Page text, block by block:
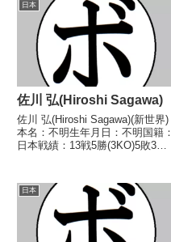
日本
佐川 弘(Hiroshi Sagawa)
佐川 弘(Hiroshi Sagawa)(新世界)
本名：不明生年月日：不明国籍：
日本戦績：13戦5勝(3KO)5敗3分
須賀)1947/01/16 ●4RKO 増田
敏...
日本